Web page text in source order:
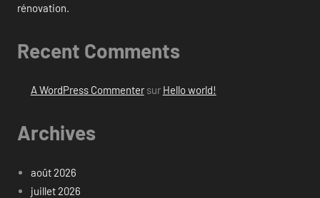
rénovation.
Recent Comments
A WordPress Commentersur Hello world!
Archives
août 2026
juillet 2026